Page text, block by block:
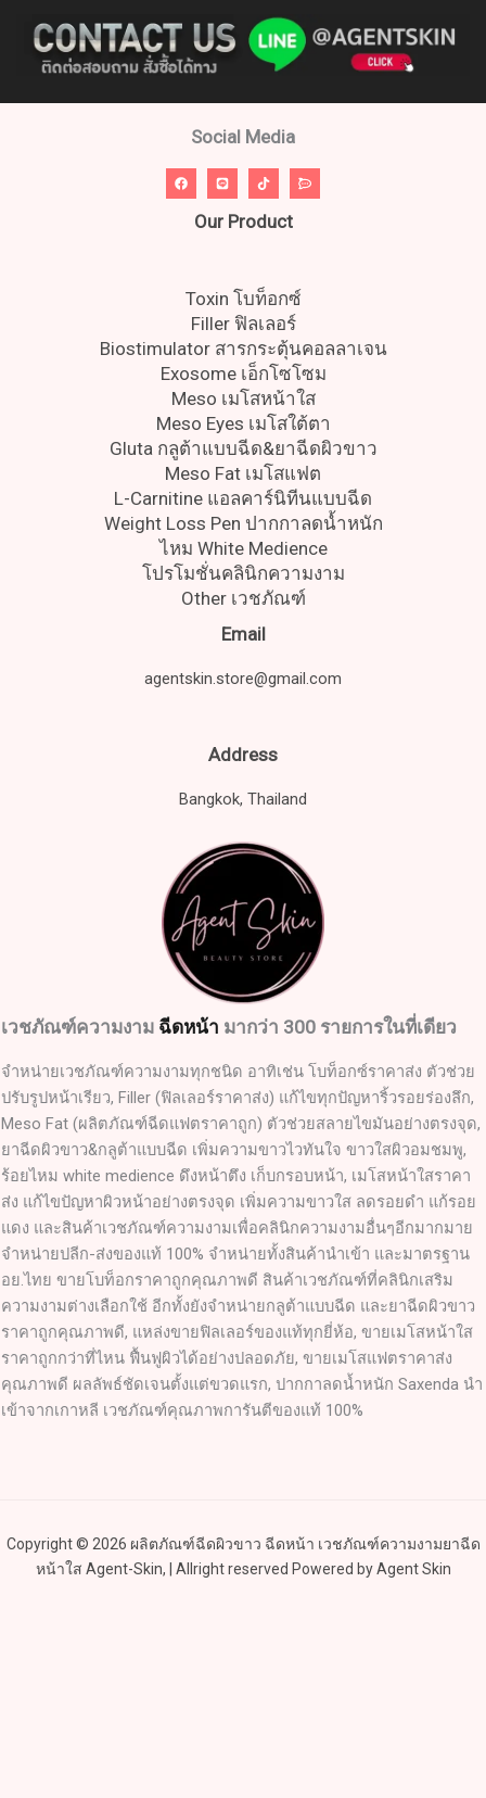
Social Media
Our Product
Toxin โบท็อกซ์
Filler ฟิลเลอร์
Biostimulator สารกระตุ้นคอลลาเจน
Exosome เอ็กโซโซม
Meso เมโสหน้าใส
Meso Eyes เมโสใต้ตา
Gluta กลูต้าแบบฉีด&ยาฉีดผิวขาว
Meso Fat เมโสแฟต
L-Carnitine แอลคาร์นิทีนแบบฉีด
Weight Loss Pen ปากกาลดน้ำหนัก
ไหม White Medience
โปรโมชั่นคลินิกความงาม
Other เวชภัณฑ์
Email
agentskin.store@gmail.com
Address
Bangkok, Thailand
เวชภัณฑ์ความงาม ฉีดหน้า มากว่า 300 รายการในที่เดียว
จำหน่ายเวชภัณฑ์ความงามทุกชนิด อาทิเช่น โบท็อกซ์ราคาส่ง ตัวช่วย
ปรับรูปหน้าเรียว, Filler (ฟิลเลอร์ราคาส่ง) แก้ไขทุกปัญหาริ้วรอยร่องลึก,
Meso Fat (ผลิตภัณฑ์ฉีดแฟตราคาถูก) ตัวช่วยสลายไขมันอย่างตรงจุด,
ยาฉีดผิวขาว&กลูต้าแบบฉีด เพิ่มความขาวไวทันใจ ขาวใสผิวอมชมพู,
ร้อยไหม white medience ดึงหน้าตึง เก็บกรอบหน้า, เมโสหน้าใสราคา
ส่ง แก้ไขปัญหาผิวหน้าอย่างตรงจุด เพิ่มความขาวใส ลดรอยดำ แก้รอย
แดง และสินค้าเวชภัณฑ์ความงามเพื่อคลินิกความงามอื่นๆอีกมากมาย
จำหน่ายปลีก-ส่งของแท้ 100% จำหน่ายทั้งสินค้านำเข้า และมาตรฐาน
อย.ไทย ขายโบท็อกราคาถูกคุณภาพดี สินค้าเวชภัณฑ์ที่คลินิกเสริม
ความงามต่างเลือกใช้ อีกทั้งยังจำหน่ายกลูต้าแบบฉีด และยาฉีดผิวขาว
ราคาถูกคุณภาพดี, แหล่งขายฟิลเลอร์ของแท้ทุกยี่ห้อ, ขายเมโสหน้าใส
ราคาถูกกว่าที่ไหน ฟื้นฟูผิวได้อย่างปลอดภัย, ขายเมโสแฟตราคาส่ง
คุณภาพดี ผลลัพธ์ชัดเจนตั้งแต่ขวดแรก, ปากกาลดน้ำหนัก Saxenda นำ
เข้าจากเกาหลี เวชภัณฑ์คุณภาพการันตีของแท้ 100%
Copyright © 2026 ผลิตภัณฑ์ฉีดผิวขาว ฉีดหน้า เวชภัณฑ์ความงามยาฉีด
หน้าใส Agent-Skin, | Allright reserved Powered by Agent Skin